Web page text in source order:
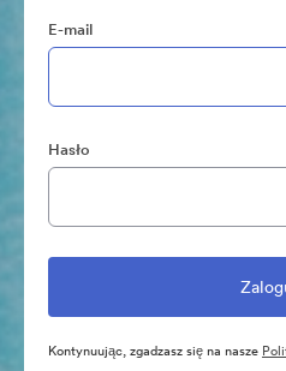
E-mail
Hasło
Kontynuując, zgadzasz się na nasze